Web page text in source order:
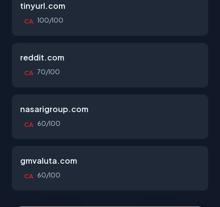
tinyurl.com
CA 100/100
reddit.com
CA 70/100
nasarigroup.com
CA 60/100
gmvaluta.com
CA 60/100